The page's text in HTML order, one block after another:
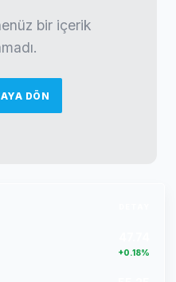
bir içerik
DÖN
+0.18%